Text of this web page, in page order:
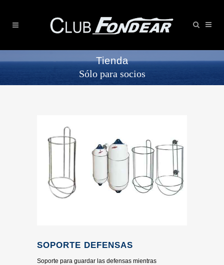
Tienda
Sólo para socios
SOPORTE DEFENSAS
Soporte para guardar las defensas mientras